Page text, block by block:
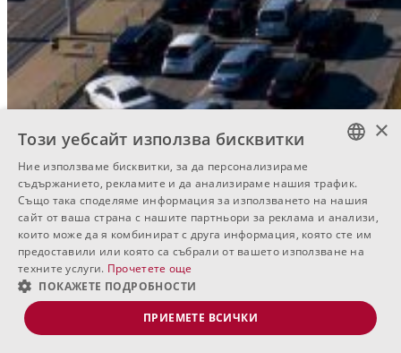
Свържете се с нас
Обадете ни се за да уговорим среща, на която да разгледате
всички детайли по конкретния имот
BULGARIAN
ENGLISH
RUSSIAN
×
Този уебсайт използва бисквитки
Ние използваме бисквитки, за да персонализираме
съдържанието, рекламите и да анализираме нашия трафик.
Също така споделяме информация за използването на нашия
сайт от ваша страна с нашите партньори за реклама и анализи,
които може да я комбинират с друга информация, която сте им
предоставили или която са събрали от вашето използване на
техните услуги. Прочетете още
ПОКАЖЕТЕ ПОДРОБНОСТИ
ПРИЕМЕТЕ ВСИЧКИ